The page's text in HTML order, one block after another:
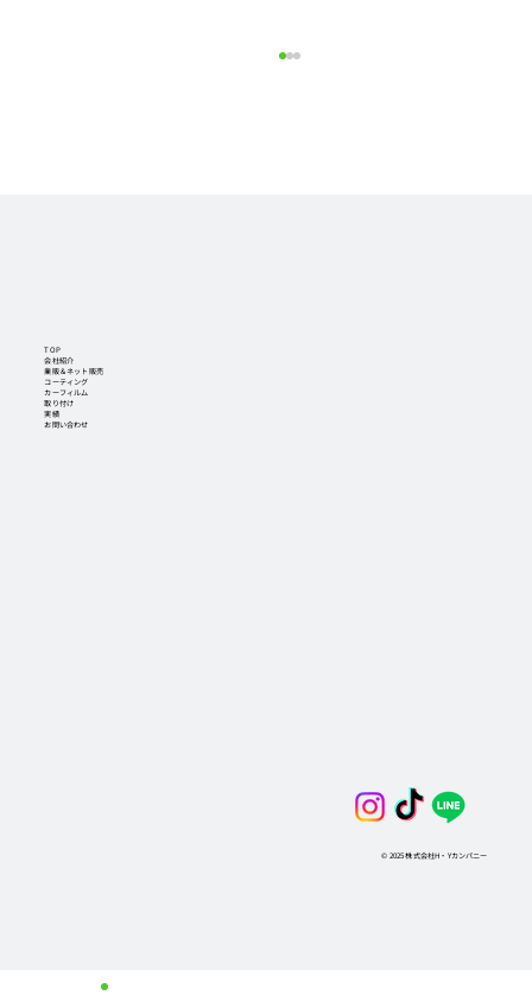
E200 取付 ベンツ
TOP
会社紹介
業販＆ネット販売
コーティング
カーフィルム
取り付け
実績
お問い合わせ
© 2025 株式会社H・Yカンパニー